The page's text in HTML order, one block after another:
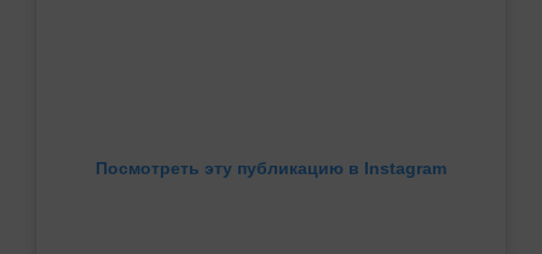
Посмотреть эту публикацию в Instagram